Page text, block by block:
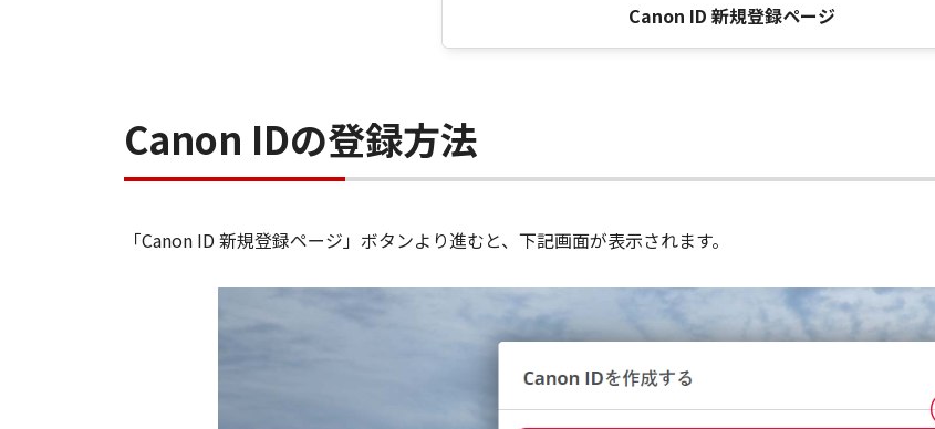
Canon ID 新規登録ページ
Canon IDの登録方法
「Canon ID 新規登録ページ」ボタンより進むと、下記画面が表示されます。